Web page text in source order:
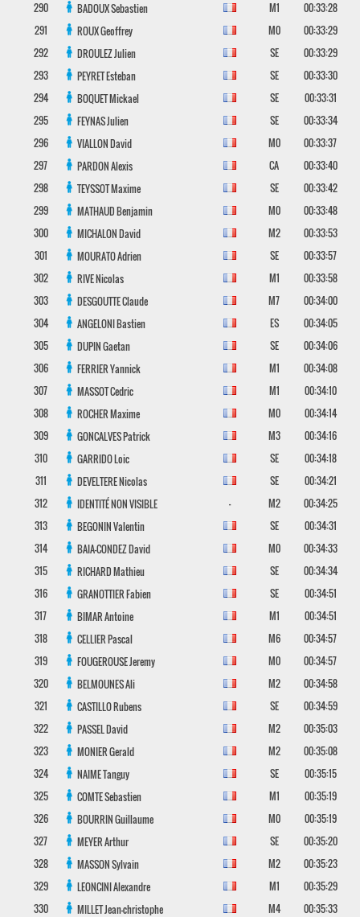
290
BADOUXSebastien M1
00:33:28
291
ROUXGeoffrey M0
00:33:29
292
DROULEZJulien SE
00:33:29
293
PEYRETEsteban SE
00:33:30
294
BOQUETMickael SE
00:33:31
295
FEYNASJulien SE
00:33:34
296
VIALLONDavid M0
00:33:37
297
PARDONAlexis CA
00:33:40
298
TEYSSOTMaxime SE
00:33:42
299
MATHAUDBenjamin M0
00:33:48
300
MICHALONDavid M2
00:33:53
301
MOURATOAdrien SE
00:33:57
302
RIVENicolas M1
00:33:58
303
DESGOUTTEClaude M7
00:34:00
304
ANGELONIBastien ES
00:34:05
305
DUPINGaetan SE
00:34:06
306
FERRIERYannick M1
00:34:08
307
MASSOTCedric M1
00:34:10
308
ROCHERMaxime M0
00:34:14
309
GONCALVESPatrick M3
00:34:16
310
GARRIDOLoic SE
00:34:18
311
DEVELTERENicolas SE
00:34:21
312
IDENTITÉ NON VISIBLE - M2
00:34:25
313
BEGONINValentin SE
00:34:31
314
BAIA-CONDEZDavid M0
00:34:33
315
RICHARDMathieu SE
00:34:34
316
GRANOTTIERFabien SE
00:34:51
317
BIMARAntoine M1
00:34:51
318
CELLIERPascal M6
00:34:57
319
FOUGEROUSEJeremy M0
00:34:57
320
BELMOUNESAli M2
00:34:58
321
CASTILLORubens SE
00:34:59
322
PASSELDavid M2
00:35:03
323
MONIERGerald M2
00:35:08
324
NAIMETanguy SE
00:35:15
325
COMTESebastien M1
00:35:19
326
BOURRINGuillaume M0
00:35:19
327
MEYERArthur SE
00:35:20
328
MASSONSylvain M2
00:35:23
329
LEONCINIAlexandre M1
00:35:29
330
MILLETJean-christophe M4 00:35:33